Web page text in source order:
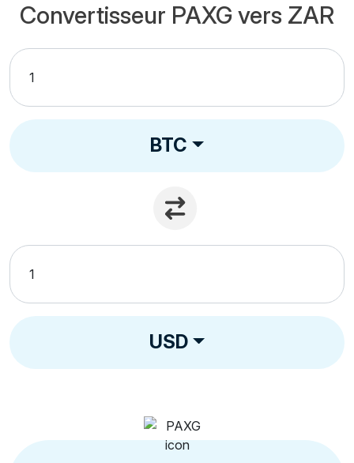
Convertisseur PAXG vers ZAR
BTC
USD